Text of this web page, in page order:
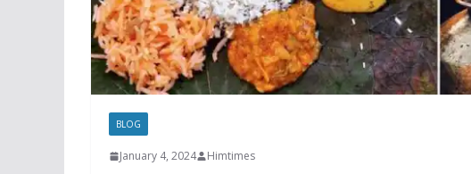
BLOG
January 4, 2024 Himtimes